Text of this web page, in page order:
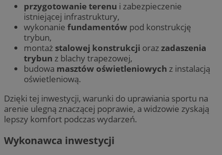
przygotowanie terenu i zabezpieczenie
istniejącej infrastruktury,
wykonanie fundamentów pod konstrukcję
trybun,
montaż stalowej konstrukcji orazzadaszenia
trybun z blachy trapezowej,
budowa masztów oświetleniowych z instalacją
oświetleniową.
Dzięki tej inwestycji, warunki do uprawiania sportu na
arenie ulegną znaczącej poprawie, a widzowie zyskają
lepszy komfort podczas wydarzeń.
Wykonawca inwestycji